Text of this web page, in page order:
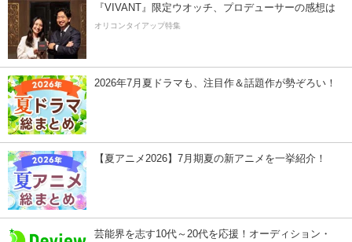
『VIVANT』限定ウオッチ、プロデューサーの感想は
オリコンタイアップ特集
2026年7月夏ドラマも、注目作＆話題作が勢ぞろい！
【夏アニメ2026】7月期夏の新アニメを一挙紹介！
芸能界を志す10代～20代を応援！オーディション・